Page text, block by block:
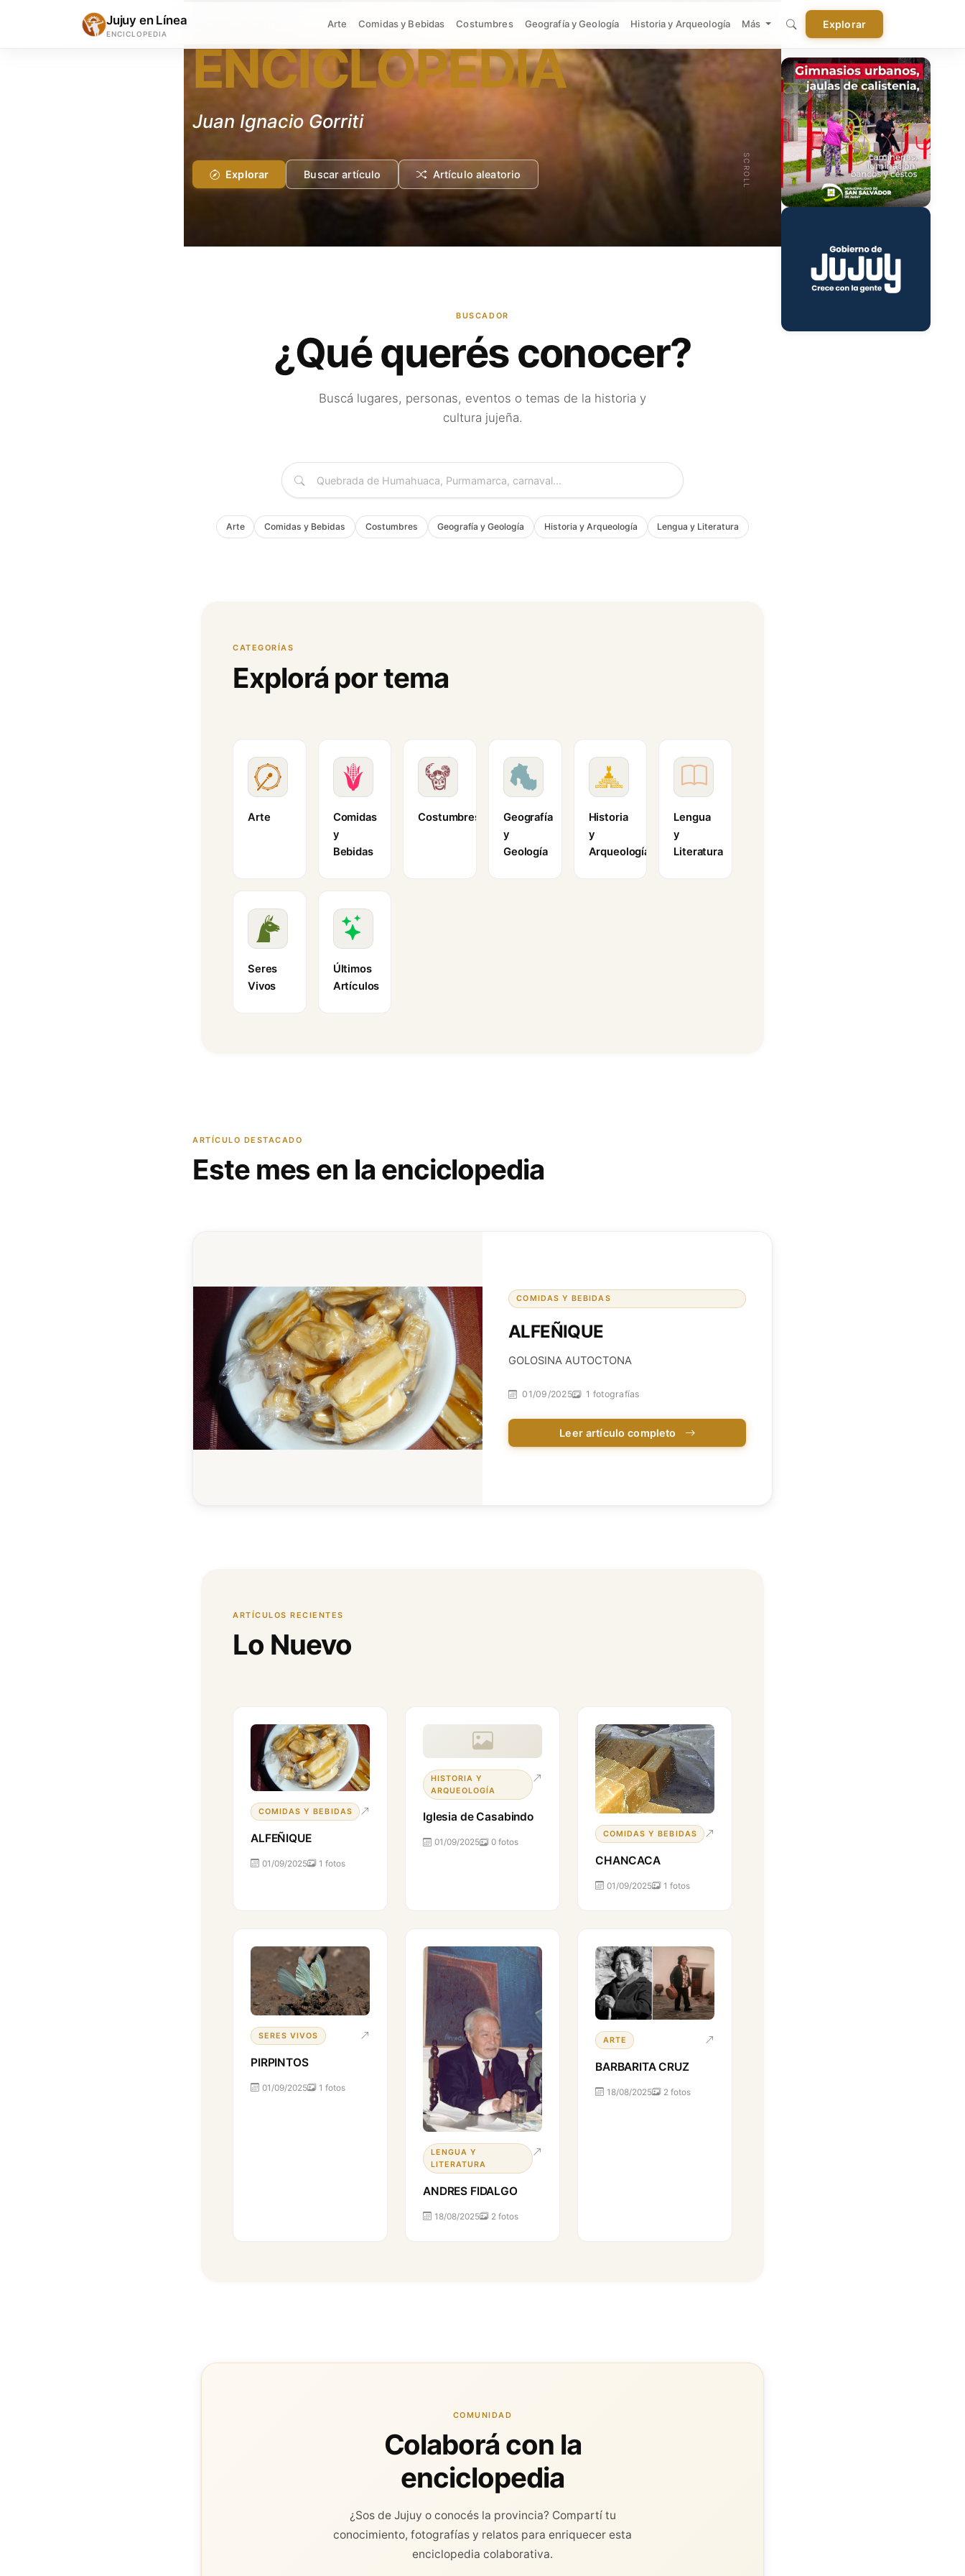
Jujuy en Línea
ENCICLOPEDIA
Arte Comidas y Bebidas Costumbres Geografía y Geología Historia y Arqueología Más Explorar
ENCICLOPEDIA
Ruta Nacional 40
Explorar Buscar artículo Artículo aleatorio SCROLL
BUSCADOR
¿Qué querés conocer?
Buscá lugares, personas, eventos o temas de la historia y
cultura jujeña.
Arte Comidas y Bebidas Costumbres Geografía y Geología Historia y Arqueología Lengua y Literatura
CATEGORÍAS
Explorá por tema
Arte
Comidas
y
Bebidas
Costumbres
Geografía
y
Geología
Historia
y
Arqueología
Lengua
y
Literatura
Seres
Vivos
Últimos
Artículos
ARTÍCULO DESTACADO
Este mes en la enciclopedia
COMIDAS Y BEBIDAS
ALFEÑIQUE
GOLOSINA AUTOCTONA
01/09/2025 1 fotografías
Leer artículo completo
ARTÍCULOS RECIENTES
Lo Nuevo
COMIDAS Y BEBIDAS
ALFEÑIQUE
01/09/2025 1 fotos
HISTORIA Y
ARQUEOLOGÍA
Iglesia de Casabindo
01/09/2025 0 fotos
COMIDAS Y BEBIDAS
CHANCACA
01/09/2025 1 fotos
SERES VIVOS
PIRPINTOS
01/09/2025 1 fotos
LENGUA Y
LITERATURA
ANDRES FIDALGO
18/08/2025 2 fotos
ARTE
BARBARITA CRUZ
18/08/2025 2 fotos
COMUNIDAD
Colaborá con la
enciclopedia
¿Sos de Jujuy o conocés la provincia? Compartí tu
conocimiento, fotografías y relatos para enriquecer esta
enciclopedia colaborativa.